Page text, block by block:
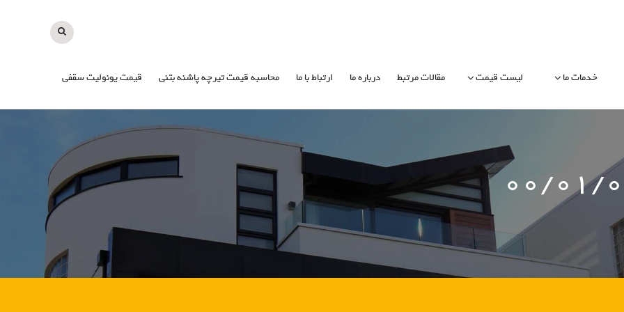
خدمات ما لیست قیمت مقالات مرتبط درباره ما ارتباط با ما محاسبه قیمت تیرچه پاشنه بتنی قیمت یونولیت سقفی